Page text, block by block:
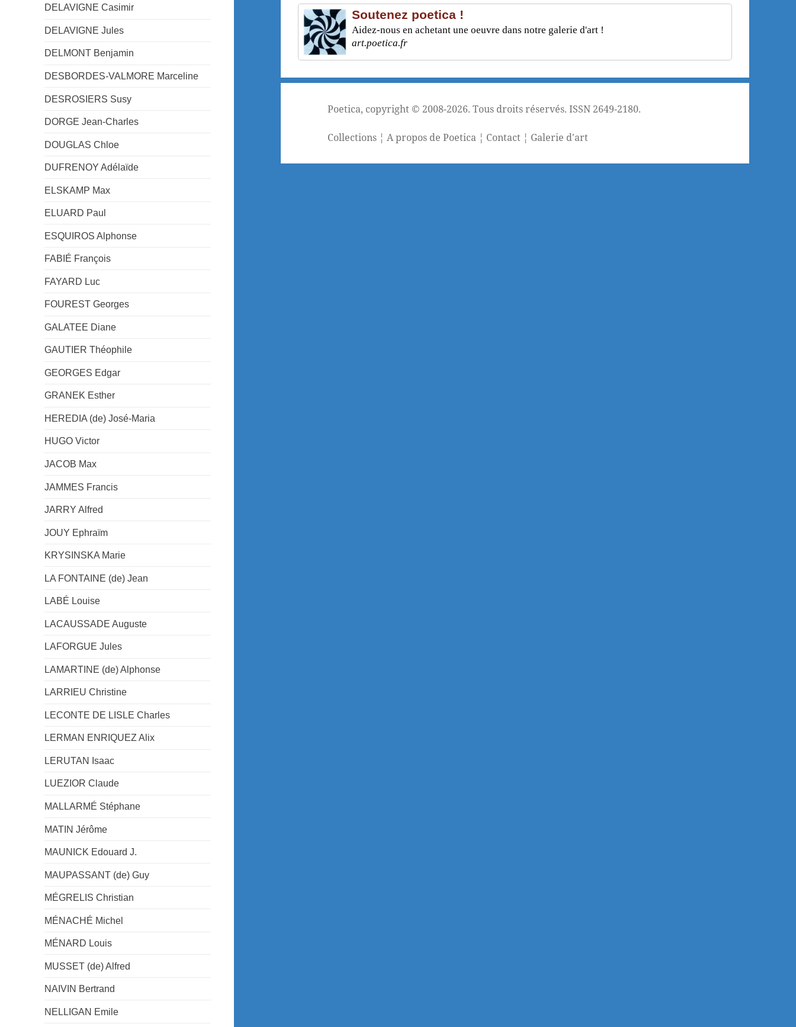
DELAVIGNE Casimir
DELAVIGNE Jules
DELMONT Benjamin
DESBORDES-VALMORE Marceline
DESROSIERS Susy
DORGE Jean-Charles
DOUGLAS Chloe
DUFRENOY Adélaïde
ELSKAMP Max
ELUARD Paul
ESQUIROS Alphonse
FABIÉ François
FAYARD Luc
FOUREST Georges
GALATEE Diane
GAUTIER Théophile
GEORGES Edgar
GRANEK Esther
HEREDIA (de) José-Maria
HUGO Victor
JACOB Max
JAMMES Francis
JARRY Alfred
JOUY Ephraïm
KRYSINSKA Marie
LA FONTAINE (de) Jean
LABÉ Louise
LACAUSSADE Auguste
LAFORGUE Jules
LAMARTINE (de) Alphonse
LARRIEU Christine
LECONTE DE LISLE Charles
LERMAN ENRIQUEZ Alix
LERUTAN Isaac
LUEZIOR Claude
MALLARMÉ Stéphane
MATIN Jérôme
MAUNICK Edouard J.
MAUPASSANT (de) Guy
MÉGRELIS Christian
MÉNACHÉ Michel
MÉNARD Louis
MUSSET (de) Alfred
NAIVIN Bertrand
NELLIGAN Emile
Soutenez poetica !
Aidez-nous en achetant une oeuvre dans notre galerie d'art !
art.poetica.fr
Poetica, copyright © 2008-2026. Tous droits réservés. ISSN 2649-2180.
Collections ¦A propos de Poetica ¦ Contact ¦ Galerie d'art